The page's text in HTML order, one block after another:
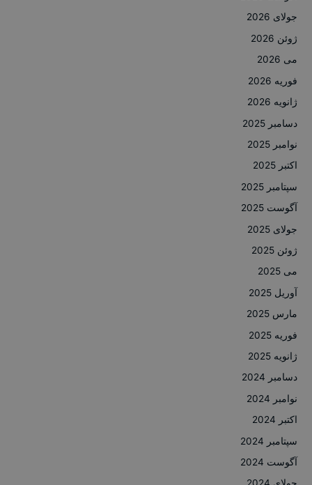
جولای 2026
ژوئن 2026
می 2026
فوریه 2026
ژانویه 2026
دسامبر 2025
نوامبر 2025
اکتبر 2025
سپتامبر 2025
آگوست 2025
جولای 2025
ژوئن 2025
می 2025
آوریل 2025
مارس 2025
فوریه 2025
ژانویه 2025
دسامبر 2024
نوامبر 2024
اکتبر 2024
سپتامبر 2024
آگوست 2024